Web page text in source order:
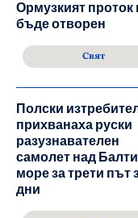
Ормузкият проток
бъде отворен
Свят
Полски
прихванаха руски
разузнавателен
самолет над
море за трети път
дни